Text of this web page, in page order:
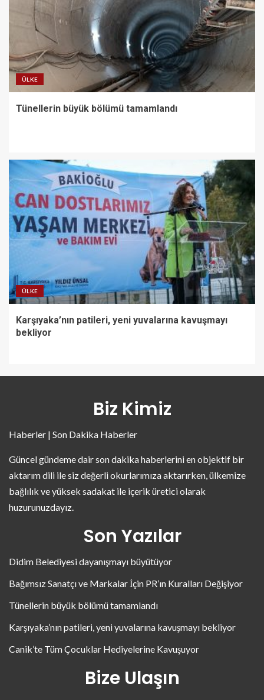
ÜLKE
Tünellerin büyük bölümü tamamlandı
ÜLKE
Karşıyaka’nın patileri, yeni yuvalarına kavuşmayı
bekliyor
Biz Kimiz
Haberler | Son Dakika Haberler
Güncel gündeme dair son dakika haberlerini en objektif bir
aktarım dili ile siz değerli okurlarımıza aktarırken, ülkemize
bağlılık ve yüksek sadakat ile içerik üretici olarak
huzurunuzdayız.
Son Yazılar
Didim Belediyesi dayanışmayı büyütüyor
Bağımsız Sanatçı ve Markalar İçin PR’ın Kuralları Değişiyor
Tünellerin büyük bölümü tamamlandı
Karşıyaka’nın patileri, yeni yuvalarına kavuşmayı bekliyor
Canik’te Tüm Çocuklar Hediyelerine Kavuşuyor
Bize Ulaşın